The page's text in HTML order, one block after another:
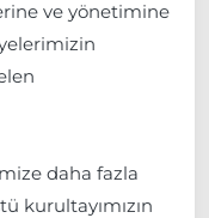
ve yönetimine
daha fazla
kurultayımızın